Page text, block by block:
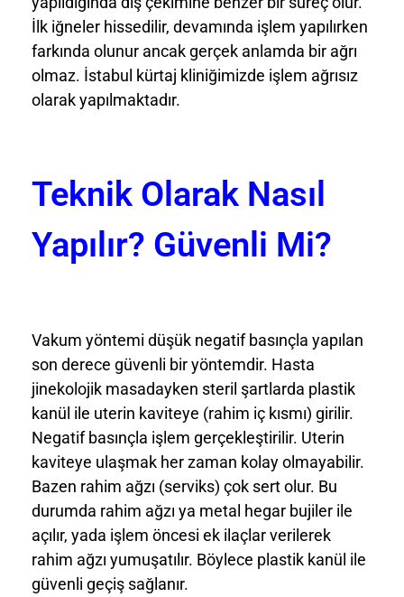
İlk iğneler hissedilir, devamında işlem yapılırken
farkında olunur ancak gerçek anlamda bir ağrı
olmaz. İstabul kürtaj kliniğimizde işlem ağrısız
olarak yapılmaktadır.
Teknik Olarak Nasıl
Yapılır? Güvenli Mi?
Vakum yöntemi düşük negatif basınçla yapılan
son derece güvenli bir yöntemdir. Hasta
jinekolojik masadayken steril şartlarda plastik
kanül ile uterin kaviteye (rahim iç kısmı) girilir.
Negatif basınçla işlem gerçekleştirilir. Uterin
kaviteye ulaşmak her zaman kolay olmayabilir.
Bazen rahim ağzı (serviks) çok sert olur. Bu
durumda rahim ağzı ya metal hegar bujiler ile
açılır, yada işlem öncesi ek ilaçlar verilerek
rahim ağzı yumuşatılır. Böylece plastik kanül ile
güvenli geçiş sağlanır.